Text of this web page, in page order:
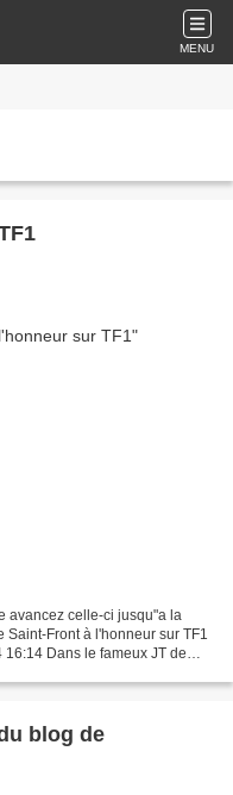
MENU
avancez celle-ci jusqu"a la
Front à l'honneur sur TF1
Dans le fameux JT de
blog de